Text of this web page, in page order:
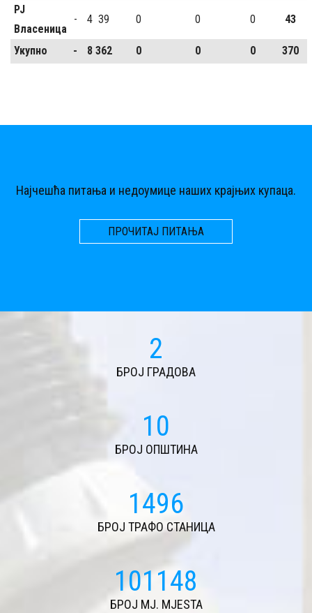
РЈ
Власеница
- 4 39 0 0 0 43
Укупно - 8 362 0 0 0 370
Најчешћа питања и недоумице наших крајњих купаца.
ПРОЧИТАЈ ПИТАЊА
2
БРОЈ ГРАДОВА
11
БРОЈ ОПШТИНА
1624
БРОЈ ТРАФО СТАНИЦА
109830
БРОЈ MJ. MJESTA